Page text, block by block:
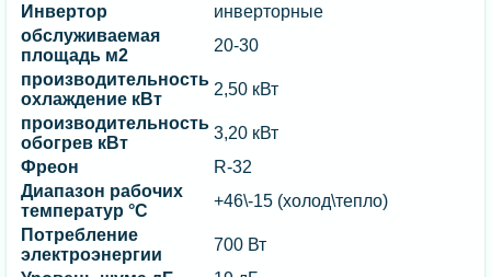
Инвертор
инверторные
обслуживаемая
площадь м2
20-30
производительность
охлаждение кВт
2,50 кВт
производительность
обогрев кВт
3,20 кВт
Фреон
R-32
Диапазон рабочих
температур °C
+46\-15 (холод\тепло)
Потребление
электроэнергии
700 Вт